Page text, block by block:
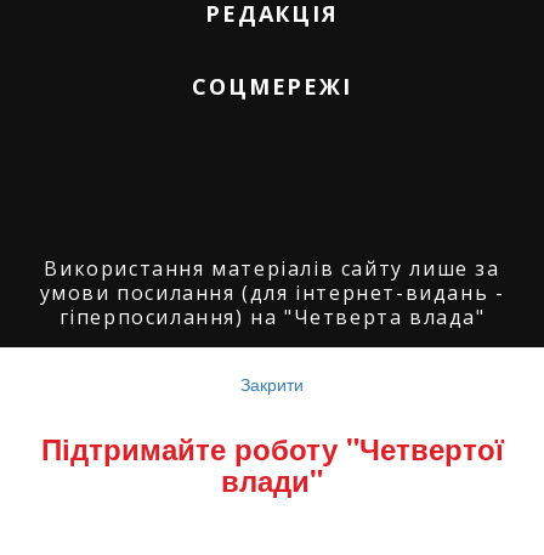
РЕДАКЦІЯ
СОЦМЕРЕЖІ
Використання матеріалів сайту лише за
умови посилання (для інтернет-видань -
гіперпосилання) на "Четверта влада"
"Четверта влада": 2008-2026.
Володимир Торбіч: 2008-2026.
SoftGroup
Закрити
Підтримайте роботу "Четвертої
влади"